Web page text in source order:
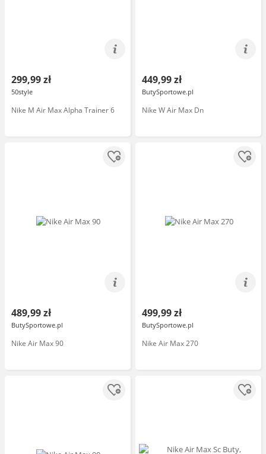
299,99 zł
50style
Nike M Air Max Alpha Trainer 6
449,99 zł
ButySportowe.pl
Nike W Air Max Dn
489,99 zł
ButySportowe.pl
Nike Air Max 90
499,99 zł
ButySportowe.pl
Nike Air Max 270